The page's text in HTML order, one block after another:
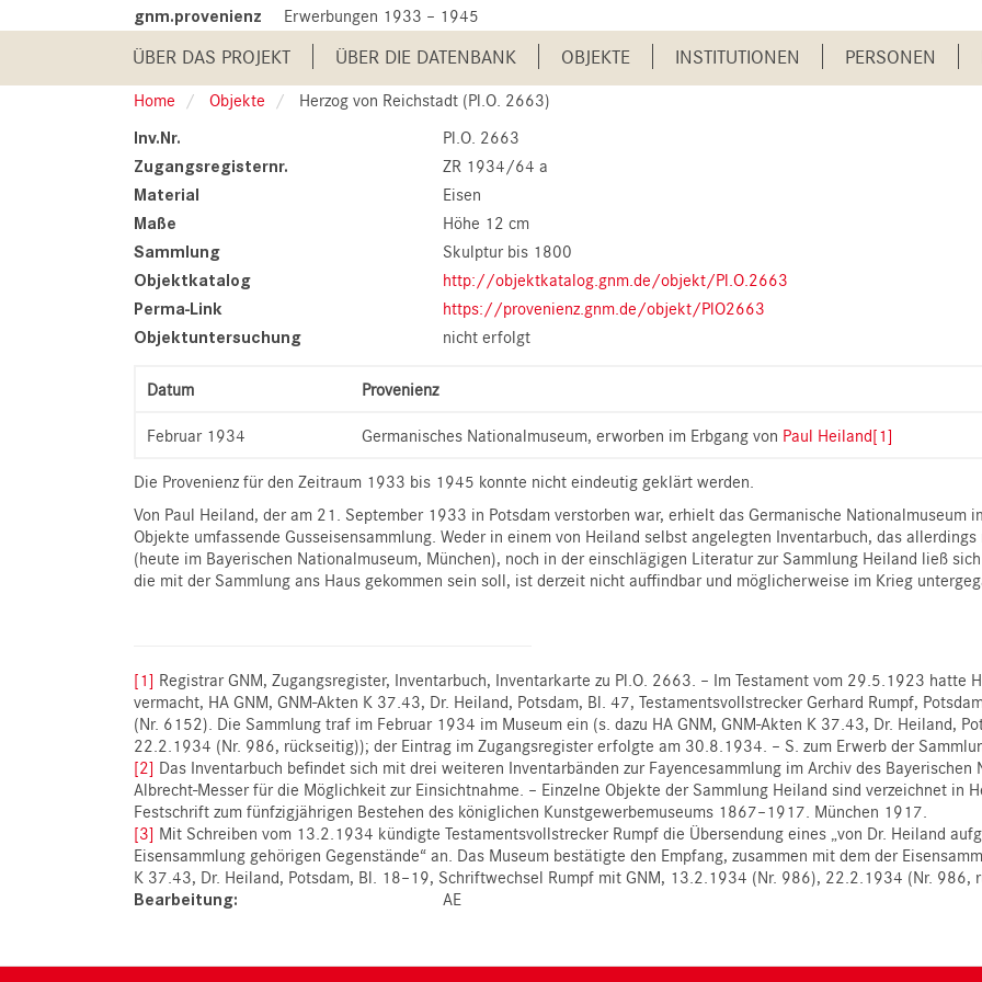
to
gnm.provenienz Erwerbungen 1933 – 1945
Main
navigation
ÜBER DAS PROJEKT ÜBER DIE DATENBANK OBJEKTE INSTITUTIONEN PERSONEN
Home Objekte Herzog von Reichstadt (Pl.O. 2663)
Inv.Nr. Pl.O. 2663
Zugangsregisternr. ZR 1934/64 a
Material Eisen
Maße Höhe 12 cm
Sammlung Skulptur bis 1800
Objektkatalog http://objektkatalog.gnm.de/objekt/Pl.O.2663
Perma-Link https://provenienz.gnm.de/objekt/PlO2663
Objektuntersuchung nicht erfolgt
Datum Provenienz
Februar 1934 Germanisches Nationalmuseum, erworben im Erbgang von Paul Heiland[1]
Die Provenienz für den Zeitraum 1933 bis 1945 konnte nicht eindeutig geklärt werden.
Von Paul Heiland, der am 21. September 1933 in Potsdam verstorben war, erhielt das Germanische Nationalmuseum
Objekte umfassende Gusseisensammlung. Weder in einem von Heiland selbst angelegten Inventarbuch, das
(heute im Bayerischen Nationalmuseum, München), noch in der einschlägigen Literatur zur Sammlung Heiland ließ
die mit der Sammlung ans Haus gekommen sein soll, ist derzeit nicht auffindbar und möglicherweise im Krieg
[1] Registrar GNM, Zugangsregister, Inventarbuch, Inventarkarte zu Pl.O. 2663. – Im Testament vom 29.5.1923 hatte
vermacht, HA GNM, GNM-Akten K 37.43, Dr. Heiland, Potsdam, Bl. 47, Testamentsvollstrecker Gerhard Rumpf,
(Nr. 6152). Die Sammlung traf im Februar 1934 im Museum ein (s. dazu HA GNM, GNM-Akten K 37.43, Dr. Heiland,
22.2.1934 (Nr. 986, rückseitig)); der Eintrag im Zugangsregister erfolgte am 30.8.1934. – S. zum Erwerb der
[2] Das Inventarbuch befindet sich mit drei weiteren Inventarbänden zur Fayencesammlung im Archiv des Bayerischen
Albrecht-Messer für die Möglichkeit zur Einsichtnahme. – Einzelne Objekte der Sammlung Heiland sind verzeichnet in
Festschrift zum fünfzigjährigen Bestehen des königlichen Kunstgewerbemuseums 1867–1917. München 1917.
[3] Mit Schreiben vom 13.2.1934 kündigte Testamentsvollstrecker Rumpf die Übersendung eines „von Dr. Heiland
Eisensammlung gehörigen Gegenstände“ an. Das Museum bestätigte den Empfang, zusammen mit dem der
K 37.43, Dr. Heiland, Potsdam, Bl. 18–19, Schriftwechsel Rumpf mit GNM, 13.2.1934 (Nr. 986), 22.2.1934 (Nr. 986,
Bearbeitung AE